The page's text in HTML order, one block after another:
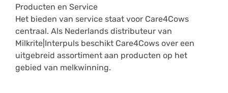
Producten en Service
Het bieden van service staat voor Care4Cows
centraal. Als Nederlands distributeur van
Milkrite|Interpuls beschikt Care4Cows over een
uitgebreid assortiment aan producten op het
gebied van melkwinning.